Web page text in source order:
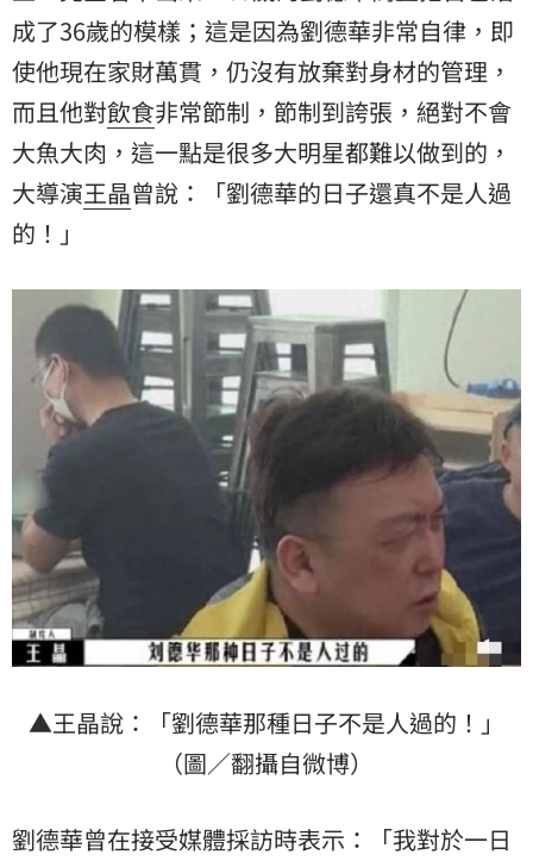
成了36歲的模樣；這是因為劉德華非常自律，即
使他現在家財萬貫，仍沒有放棄對身材的管理，
而且他對飲食非常節制，節制到誇張，絕對不會
大魚大肉，這一點是很多大明星都難以做到的，
大導演王晶曾說：「劉德華的日子還真不是人過
的！」
▲王晶說：「劉德華那種日子不是人過的！」
（圖／翻攝自微博）
劉德華曾在接受媒體採訪時表示：「我對於一日